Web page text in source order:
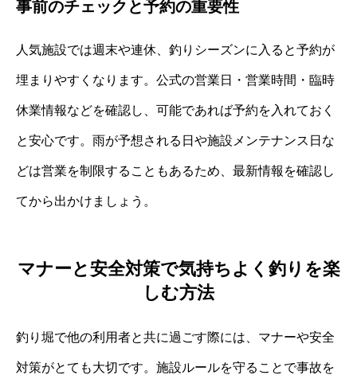
事前のチェックと予約の重要性
人気施設では週末や連休、釣りシーズンに入ると予約が
埋まりやすくなります。公式の営業日・営業時間・臨時
休業情報などを確認し、可能であれば予約を入れておく
と安心です。雨が予想される日や施設メンテナンス日な
どは営業を制限することもあるため、最新情報を確認し
てから出かけましょう。
マナーと安全対策で気持ちよく釣りを楽
しむ方法
釣り堀で他の利用者と共に過ごす際には、マナーや安全
対策がとても大切です。施設ルールを守ることで事故を